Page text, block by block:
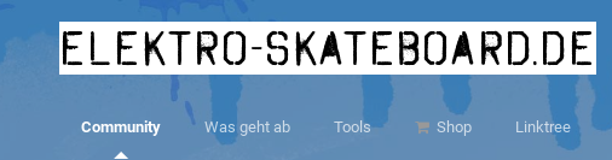
elektro-skateboard.de
Community Was geht ab Tools Shop Linktree